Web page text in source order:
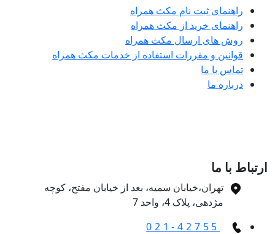
راهنمای ثبت نام مکث همراه
راهنمای خرید از مکث همراه
روش های ارسال مکث همراه
قوانین و مقررات استفاده از خدمات مکث همراه
تماس با ما
درباره ما
با ما
تهران،خیابان سمیه، بعد از خیابان مفتح، کوچه
مژدهی، پلاک 4، واحد 7
021-42755